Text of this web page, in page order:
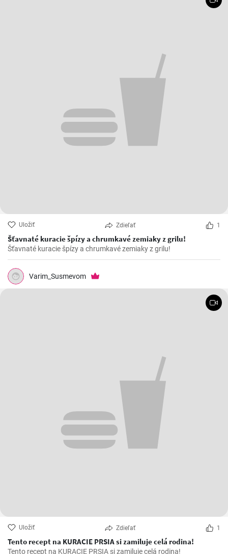
Uložiť Zdieľať 1
Šťavnaté kuracie špízy a chrumkavé zemiaky z grilu!
Šťavnaté kuracie špízy a chrumkavé zemiaky z grilu!
Varim_Susmevom
Uložiť Zdieľať 1
Tento recept na KURACIE PRSIA si zamiluje celá rodina!
Tento recept na KURACIE PRSIA si zamiluje celá rodina!